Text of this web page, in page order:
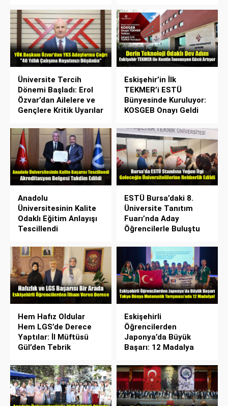
Üniversite Tercih
Dönemi Başladı: Erol
Özvar’dan Ailelere ve
Gençlere Kritik Uyarılar
Eskişehir’in İlk
TEKMER’i ESTÜ
Bünyesinde Kuruluyor:
KOSGEB Onayı Geldi
Anadolu
Üniversitesinin Kalite
Odaklı Eğitim Anlayışı
Tescillendi
ESTÜ Bursa’daki 8.
Üniversite Tanıtım
Fuarı’nda Aday
Öğrencilerle Buluştu
Hem Hafız Oldular
Hem LGS’de Derece
Yaptılar: İl Müftüsü
Gül’den Tebrik
Eskişehirli
Öğrencilerden
Japonya’da Büyük
Başarı: 12 Madalya